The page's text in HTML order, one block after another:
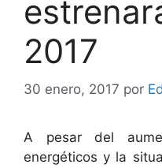
2017
30 enero, 2017 por
A pesar del
energéticos y la